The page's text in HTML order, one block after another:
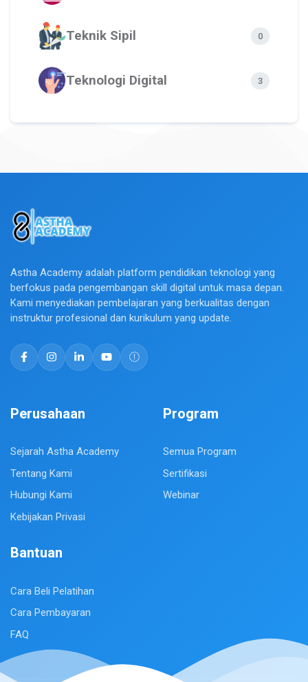
Teknik Sipil 0
Teknologi Digital 3
Astha Academy adalah platform pendidikan teknologi yang
berfokus pada pengembangan skill digital untuk masa depan.
Kami menyediakan pembelajaran yang berkualitas dengan
instruktur profesional dan kurikulum yang update.
Perusahaan
Sejarah Astha Academy
Tentang Kami
Hubungi Kami
Kebijakan Privasi
Program
Semua Program
Sertifikasi
Webinar
Bantuan
Cara Beli Pelatihan
Cara Pembayaran
FAQ